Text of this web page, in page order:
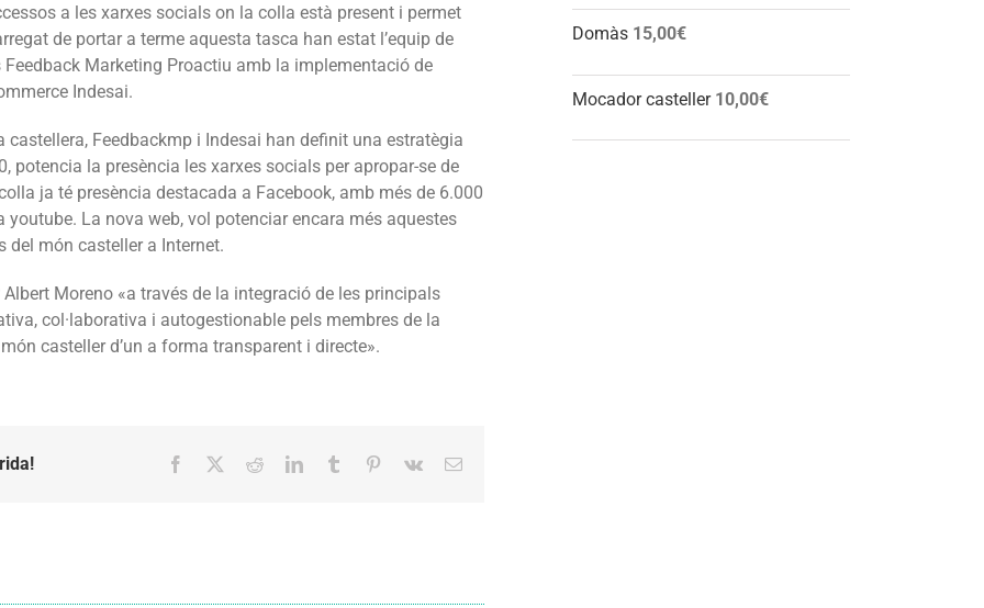
a les xarxes socials on la colla està present i permet
de portar a terme aquesta tasca han estat l’equip de
Marketing Proactiu amb la implementació de
Indesai.
castellera, Feedbackmp i Indesai han definit una estratègia
potencia la presència les xarxes socials per apropar-se de
ja té presència destacada a Facebook, amb més de 6.000
La nova web, vol potenciar encara més aquestes
del món casteller a Internet.
Moreno «a través de la integració de les principals
col·laborativa i autogestionable pels membres de la
casteller d’un a forma transparent i directe».
Facebook RedditLinkedInTumblr Pinterest
Vk Email:
Domàs 15,00€
Mocador casteller 10,00€